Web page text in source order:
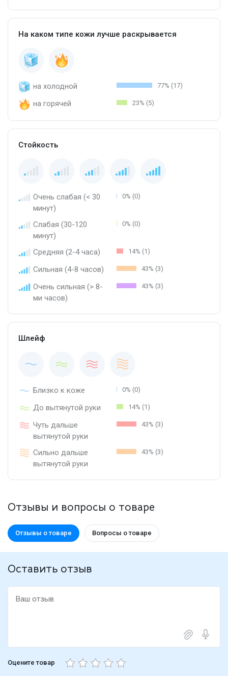
На каком типе кожи лучше раскрывается
на холодной 77% (17)
на горячей 23% (5)
Стойкость
Очень слабая (< 30
минут)
0% (0)
Слабая (30-120
минут)
0% (0)
Средняя (2-4 часа) 14% (1)
Сильная (4-8 часов) 43% (3)
Очень сильная (> 8-
ми часов)
43% (3)
Шлейф
Близко к коже 0% (0)
До вытянутой руки 14% (1)
Чуть дальше
вытянутой руки
43% (3)
Сильно дальше
вытянутой руки
43% (3)
Отзывы и вопросы о товаре
Отзывы о товаре Вопросы о товаре
Оставить отзыв
Оцените товар